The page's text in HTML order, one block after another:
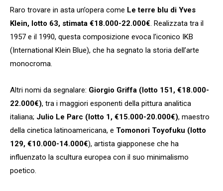
Raro trovare in asta un’opera come Le terre blu di Yves
Klein, lotto 63, stimata €18.000-22.000€. Realizzata tra il
1957 e il 1990, questa composizione evoca l’iconico IKB
(International Klein Blue), che ha segnato la storia dell’arte
monocroma.
Altri nomi da segnalare: Giorgio Griffa (lotto 151, €18.000-
22.000€), tra i maggiori esponenti della pittura analitica
italiana; Julio Le Parc (lotto 1, €15.000-20.000€), maestro
della cinetica latinoamericana, e Tomonori Toyofuku (lotto
129, €10.000-14.000€), artista giapponese che ha
influenzato la scultura europea con il suo minimalismo
poetico.